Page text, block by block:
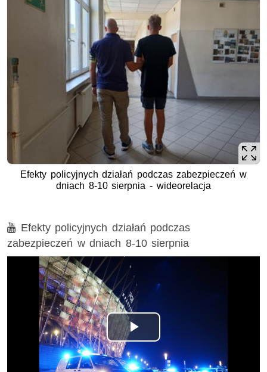
Efekty policyjnych działań podczas zabezpieczeń w
dniach 8-10 sierpnia - wideorelacja
Film
Efekty policyjnych działań podczas
zabezpieczeń w dniach 8-10 sierpnia
Opis filmu: Efekty policyjnych działań podczas
Odtwórz
wideo